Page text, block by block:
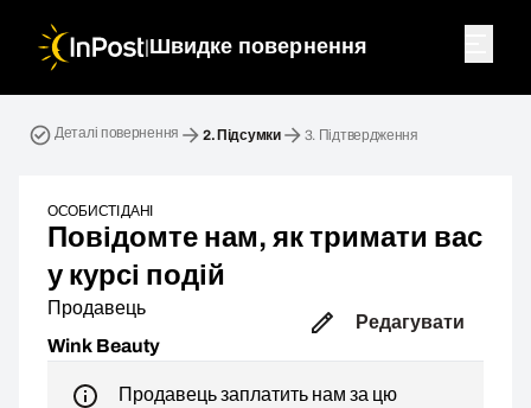
| Швидке повернення
Деталі повернення 2. Підсумки 3. Підтвердження
ОСОБИСТІ ДАНІ
Повідомте нам, як тримати вас
у курсі подій
Продавець
Wink Beauty
Редагувати
Продавець заплатить нам за цю